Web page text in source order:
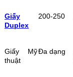
Giấy
Duplex
200-250
Giấy Mỹ
thuật
Đa dạng